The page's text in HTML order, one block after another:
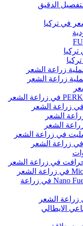
الدقيق
في تركيا
زراعة الشعر
زراعة الشعر
سليت في زراعة الشعر
تقنية الإقتطاف الدقيق Nano Fue في زراعة
زراعة الشعر
الايطالي